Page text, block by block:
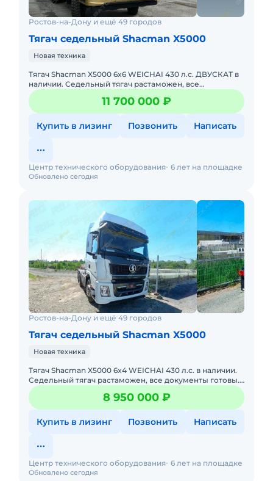
Ростов-на-Дону и ещё 49 городов
Тягач седельный Shacman X5000
Новая техника
Тягач Shacman X5000 6x6 WEICHAI 430 л.с. ДВУСКАТ в
наличии. Седельный тягач растаможен, все
документы готовы. Действующее ЭПТС, налоги и
сборы уплачены. Стоимо11 700 000 ₽
Купить в лизинг Позвонить Написать
Обновлено сегодня
Центр технического оборудования 6 лет на площадке
Ростов-на-Дону и ещё 49 городов
Тягач седельный Shacman X5000
Новая техника
Тягач Shacman X5000 6x4 WEICHAI 430 л.с. в наличии.
Седельный тягач растаможен, все документы готовы.
Действующее ЭПТС, налоги и сборы уплачены.
Стоимость ук
8 950 000 ₽
Купить в лизинг Позвонить Написать
Обновлено сегодня
Центр технического оборудования 6 лет на площадке